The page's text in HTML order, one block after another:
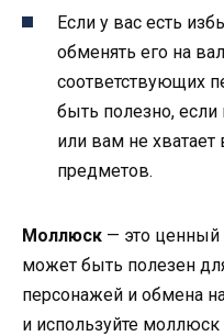
Если у вас есть
обменять его на
соответствующих
быть полезно,
или вам не
предметов.
Моллюск — это ценный
может быть полезен
персонажей и обмена
и используйте